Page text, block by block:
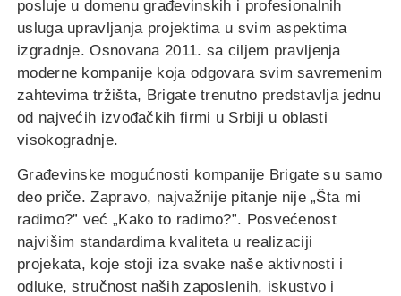
posluje u domenu građevinskih i profesionalnih
usluga upravljanja projektima u svim aspektima
izgradnje. Osnovana 2011. sa ciljem pravljenja
moderne kompanije koja odgovara svim savremenim
zahtevima tržišta, Brigate trenutno predstavlja jednu
od najvećih izvođačkih firmi u Srbiji u oblasti
visokogradnje.
Građevinske mogućnosti kompanije Brigate su samo
deo priče. Zapravo, najvažnije pitanje nije „Šta mi
radimo?” već „Kako to radimo?”. Posvećenost
najvišim standardima kvaliteta u realizaciji
projekata, koje stoji iza svake naše aktivnosti i
odluke, stručnost naših zaposlenih, iskustvo i